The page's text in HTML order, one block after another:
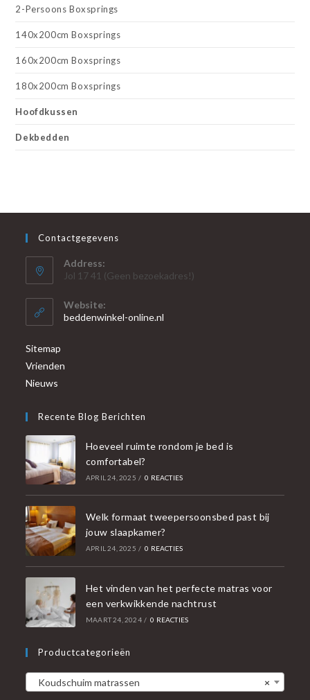
2-Persoons Boxsprings
140x200cm Boxsprings
160x200cm Boxsprings
180x200cm Boxsprings
Hoofdkussen
Dekbedden
Contactgegevens
Address:
Jol 17 41 (Geen bezoekadres!)
Website:
beddenwinkel-online.nl
Sitemap
Vrienden
Nieuws
Recente Blog Berichten
Hoeveel ruimte rondom je bed is
comfortabel?
APRIL 24, 2025 / 0 REACTIES
Welk formaat tweepersoonsbed past bij
jouw slaapkamer?
APRIL 24, 2025 / 0 REACTIES
Het vinden van het perfecte matras voor
een verkwikkende nachtrust
MAART 24, 2024 / 0 REACTIES
Productcategorieën
×
Koudschuim matrassen